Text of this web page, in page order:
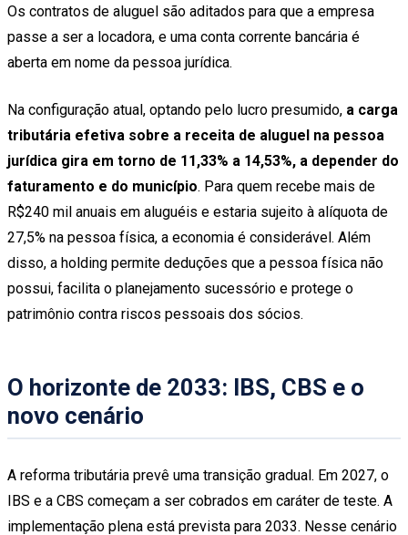
Os contratos de aluguel são aditados para que a empresa
passe a ser a locadora, e uma conta corrente bancária é
aberta em nome da pessoa jurídica.
Na configuração atual, optando pelo lucro presumido, a carga
tributária efetiva sobre a receita de aluguel na pessoa
jurídica gira em torno de 11,33% a 14,53%, a depender do
faturamento e do município. Para quem recebe mais de
R$240 mil anuais em aluguéis e estaria sujeito à alíquota de
27,5% na pessoa física, a economia é considerável. Além
disso, a holding permite deduções que a pessoa física não
possui, facilita o planejamento sucessório e protege o
patrimônio contra riscos pessoais dos sócios.
O horizonte de 2033: IBS, CBS e o
novo cenário
A reforma tributária prevê uma transição gradual. Em 2027, o
IBS e a CBS começam a ser cobrados em caráter de teste. A
implementação plena está prevista para 2033. Nesse cenário